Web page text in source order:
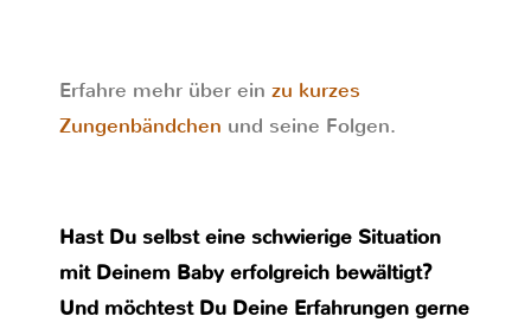
Erfahre mehr über ein zu kurzes
Zungenbändchen und seine Folgen.
Hast Du selbst eine schwierige Situation
mit Deinem Baby erfolgreich bewältigt?
Und möchtest Du Deine Erfahrungen gerne